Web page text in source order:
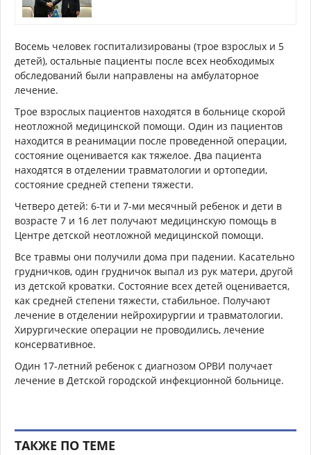
Восемь человек госпитализированы (трое взрослых и 5
детей), остальные пациенты после всех необходимых
обследований были направлены на амбулаторное
лечение.
Трое взрослых пациентов находятся в больнице скорой
неотложной медицинской помощи. Один из пациентов
находится в реанимации после проведенной операции,
состояние оценивается как тяжелое. Два пациента
находятся в отделении травматологии и ортопедии,
состояние средней степени тяжести.
Четверо детей: 6-ти и 7-ми месячный ребенок и дети в
возрасте 7 и 16 лет получают медицинскую помощь в
Центре детской неотложной медицинской помощи.
Все травмы они получили дома при падении. Касательно
грудничков, один грудничок выпал из рук матери, другой
из детской кроватки. Состояние всех детей оценивается,
как средней степени тяжести, стабильное. Получают
лечение в отделении нейрохирургии и травматологии.
Хирургические операции не проводились, лечение
консервативное.
Один 17-летний ребенок с диагнозом ОРВИ получает
лечение в Детской городской инфекционной больнице.
ТАКЖЕ ПО ТЕМЕ